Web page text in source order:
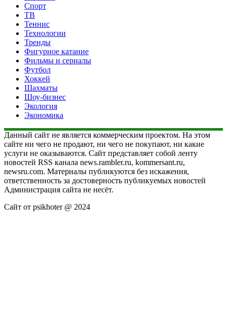
Спорт
ТВ
Теннис
Технологии
Тренды
Фигурное катание
Фильмы и сериалы
Футбол
Хоккей
Шахматы
Шоу-бизнес
Экология
Экономика
Данный сайт не является коммерческим проектом. На этом
сайте ни чего не продают, ни чего не покупают, ни какие
услуги не оказываются. Сайт представляет собой ленту
новостей RSS канала news.rambler.ru, kommersant.ru,
newsru.com. Материалы публикуются без искажения,
ответственность за достоверность публикуемых новостей
Администрация сайта не несёт.
Сайт от psikhoter @ 2024